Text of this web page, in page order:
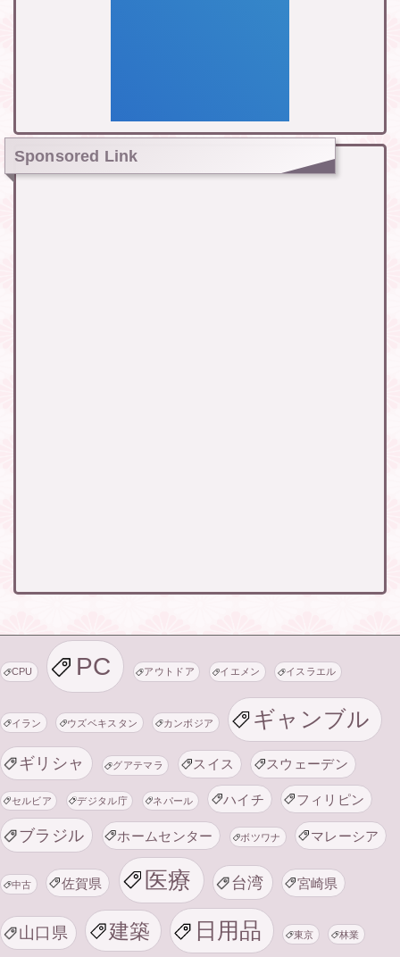
Sponsored Link
CPU PC アウトドア イエメン イスラエル
イラン ウズベキスタン カンボジア ギャンブル
ギリシャ グアテマラ スイス スウェーデン
セルビア デジタル庁 ネパール ハイチ フィリピン
ブラジル ホームセンター ボツワナ マレーシア
中古 佐賀県 医療 台湾 宮崎県
山口県 建築 日用品 東京 林業